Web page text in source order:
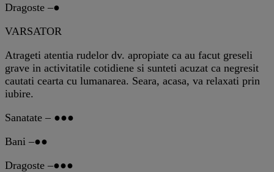
Dragoste –●
VARSATOR
Atrageti atentia rudelor dv. apropiate ca au facut greseli
grave in activitatile cotidiene si sunteti acuzat ca negresit
cautati cearta cu lumanarea. Seara, acasa, va relaxati prin
iubire.
Sanatate – ●●●
Bani –●●
Dragoste –●●●